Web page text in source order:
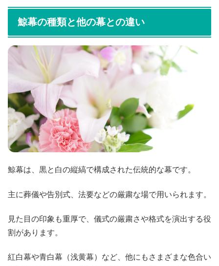
鯨幕の種類と他の幕との違い
鯨幕は、黒と白の縦縞で構成された伝統的な幕です。
主に葬儀や告別式、法要などの厳粛な場で用いられます。
見た目の印象も重厚で、儀式の厳粛さや格式を演出する役
割があります。
紅白幕や青白幕（浅黄幕）など、他にもさまざまな色合い